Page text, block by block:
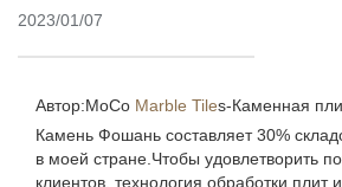
2023/01/07
Автор:MoCo Marble Tiles-Каменная
Камень Фошань составляет 30%
в моей стране.Чтобы удовлетворить
клиентов, технология обработки плит